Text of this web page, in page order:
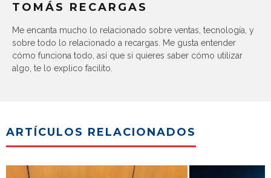
TOMÁS RECARGAS
Me encanta mucho lo relacionado sobre ventas, tecnología, y
sobre todo lo relacionado a recargas. Me gusta entender
cómo funciona todo, así que si quieres saber cómo utilizar
algo, te lo explico facilito.
ARTÍCULOS RELACIONADOS